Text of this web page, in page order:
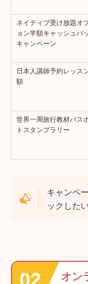
ネイティブ受け放題オ
ョン半額キャッシュバ
キャンペーン
日本人講師予約レッス
額
世界一周旅行教材パス
トスタンプラリー
キャンペ
ックした
オン